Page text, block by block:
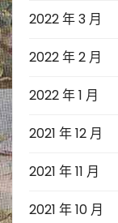
2022 年 3 月
2022 年 2 月
2022 年 1 月
2021 年 12 月
2021 年 11 月
2021 年 10 月